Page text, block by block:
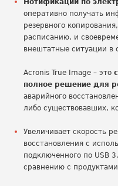
Нотификации по
оперативно получать
резервного
расписанию, и
внештатные ситуации в
Acronis True Image – это
полное решение для
аварийного
либо существовавших,
Увеличивает скорость
восстановления с
подключенного по USB
сравнению с